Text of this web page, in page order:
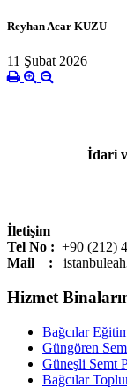
Reyhan Acar KUZU
11 Şubat 2026
İdari
İletişim
Tel No : +90 (212)
Mail :
Hizmet
Bağcılar
Güngören
Güneşli Semt
Bağcılar